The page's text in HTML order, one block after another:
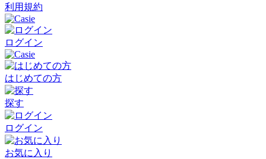
利用規約
ログイン
はじめての方
探す
ログイン
お気に入り